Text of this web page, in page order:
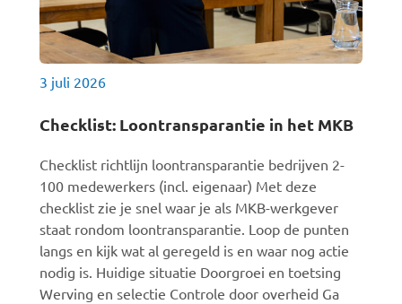
3 juli 2026
Checklist: Loontransparantie in het MKB
Checklist richtlijn loontransparantie bedrijven 2-
100 medewerkers (incl. eigenaar) Met deze
checklist zie je snel waar je als MKB-werkgever
staat rondom loontransparantie. Loop de punten
langs en kijk wat al geregeld is en waar nog actie
nodig is. Huidige situatie Doorgroei en toetsing
Werving en selectie Controle door overheid Ga